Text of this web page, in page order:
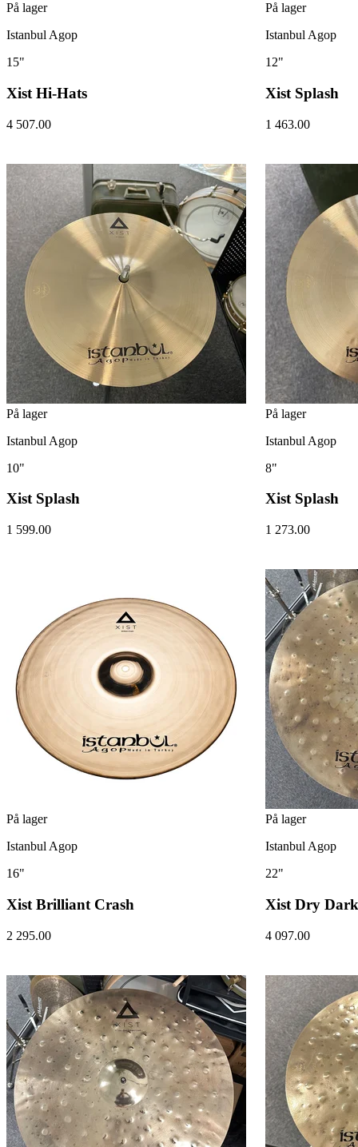
På lager
Istanbul Agop
15"
Xist Hi-Hats
4 507.00
På lager
Istanbul Agop
12"
Xist Splash
1 463.00
På lager
Istanbul Agop
10"
Xist Splash
1 599.00
På lager
Istanbul Agop
8"
Xist Splash
1 273.00
På lager
Istanbul Agop
16"
Xist Brilliant Crash
2 295.00
På lager
Istanbul Agop
22"
Xist Dry
4 097.00